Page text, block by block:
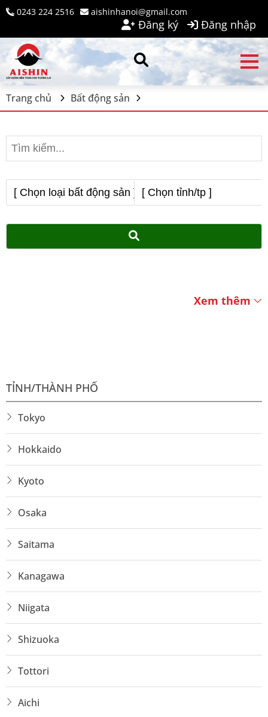
0243 224 2516 aishinhanoi@gmail.com
Đăng ký Đăng nhập
Trang chủ Bất động sản
Xem thêm
TỈNH/THÀNH PHỐ
Tokyo
Hokkaido
Kyoto
Osaka
Saitama
Kanagawa
Niigata
Shizuoka
Tottori
Aichi